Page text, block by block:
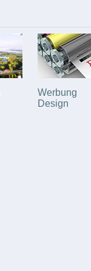
Werbung
Design